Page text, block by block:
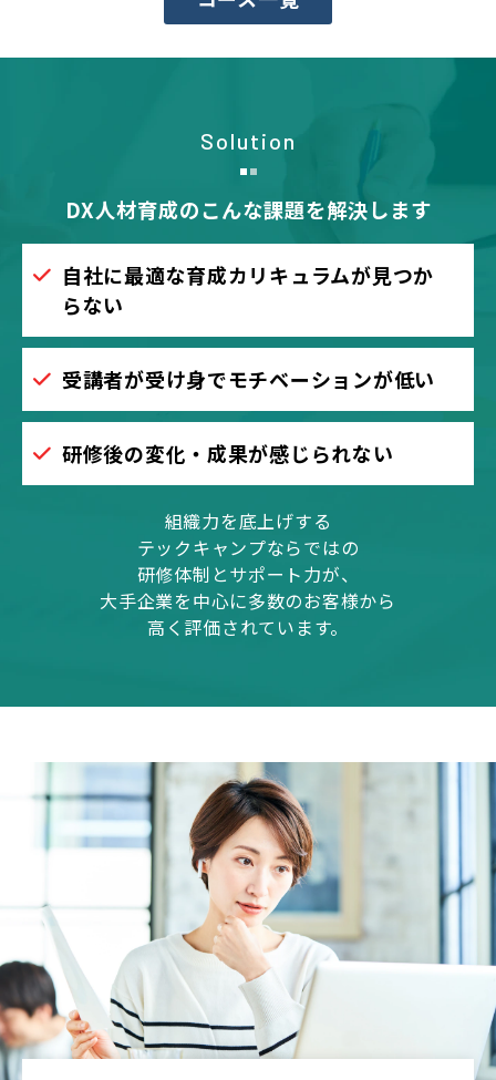
Solution
DX人材育成のこんな課題を解決します
自社に最適な育成カリキュラムが見つか
らない
受講者が受け身でモチベーションが低い
研修後の変化・成果が感じられない
組織力を底上げする
テックキャンプならではの
研修体制とサポート力が、
大手企業を中心に多数のお客様から
高く評価されています。